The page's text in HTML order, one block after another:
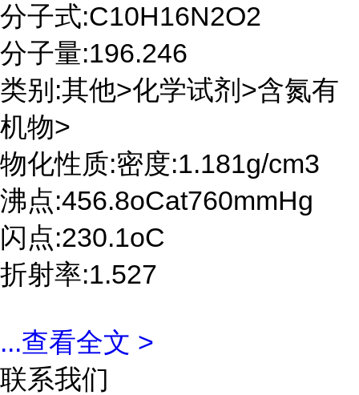
分子式:C10H16N2O2
分子量:196.246
类别:其他>化学试剂>含氮有
机物>
物化性质:密度:1.181g/cm3
沸点:456.8oCat760mmHg
闪点:230.1oC
折射率:1.527
...查看全文 >
联系我们